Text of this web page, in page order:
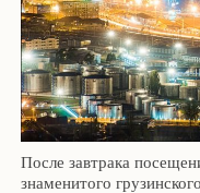
После завтрака
знаменитого